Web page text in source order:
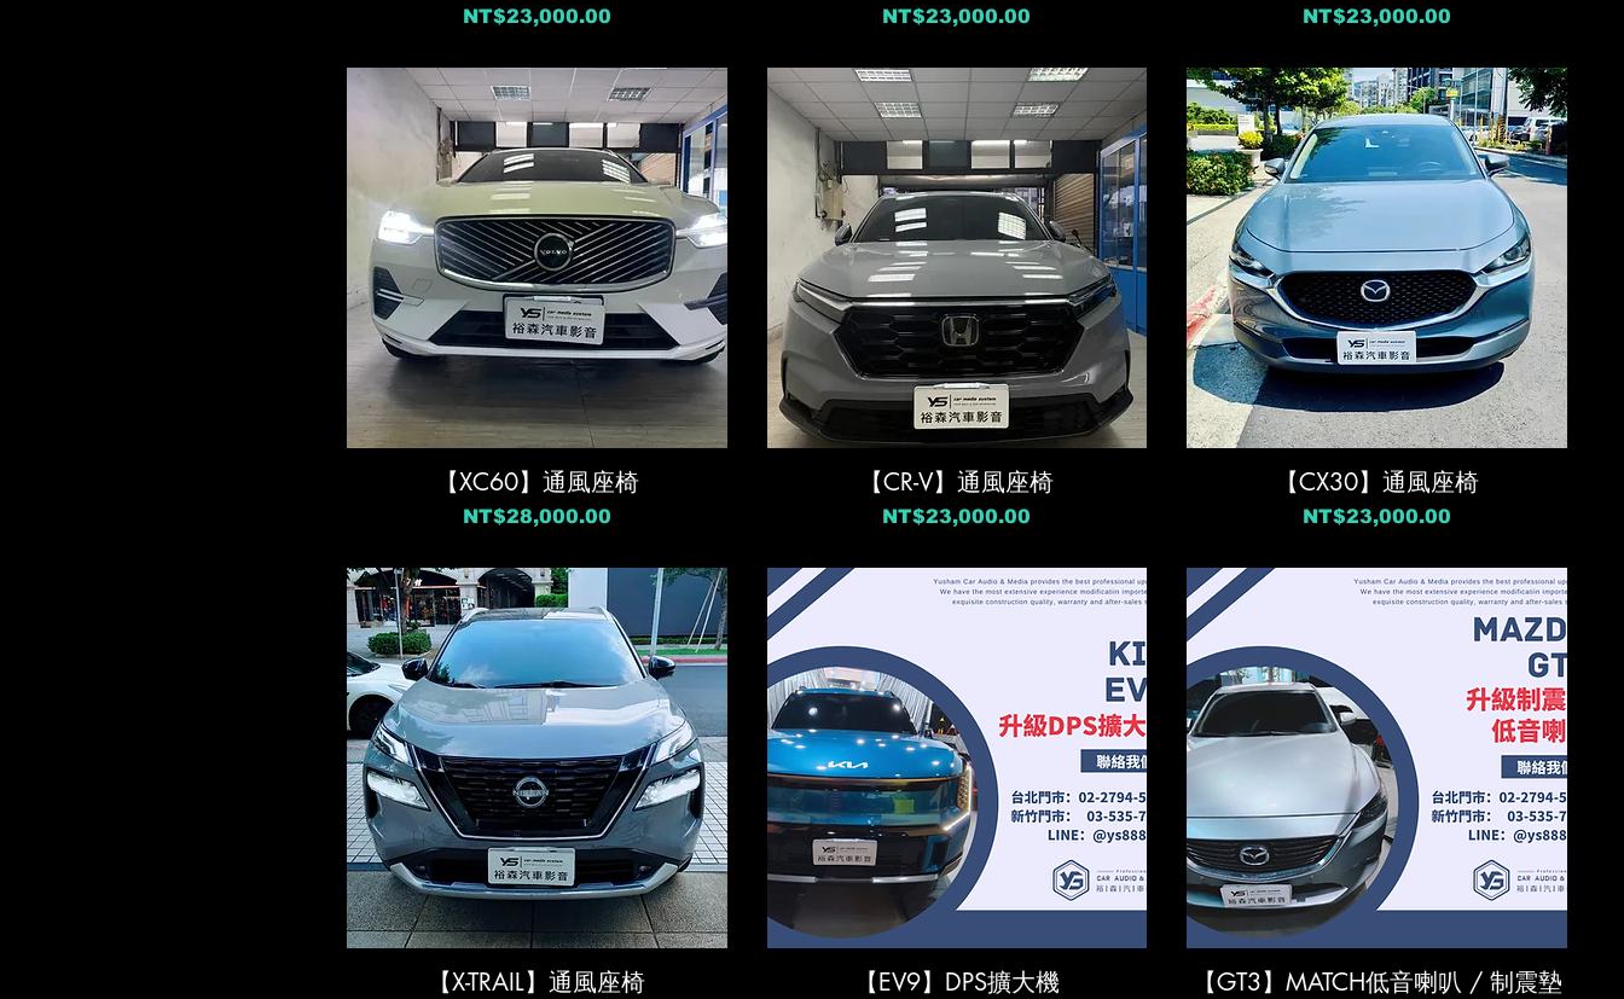
價格
NT$23,000.00 價格
NT$23,000.00 價格
NT$23,000.00
【XC60】通風座椅
價格
NT$28,000.00
【CR-V】通風座椅
價格
NT$23,000.00
【CX30】通風座椅
價格
NT$23,000.00
【X-TRAIL】通風座椅 【EV9】DPS擴大機 【GT3】MATCH低音喇叭 / 制震墊